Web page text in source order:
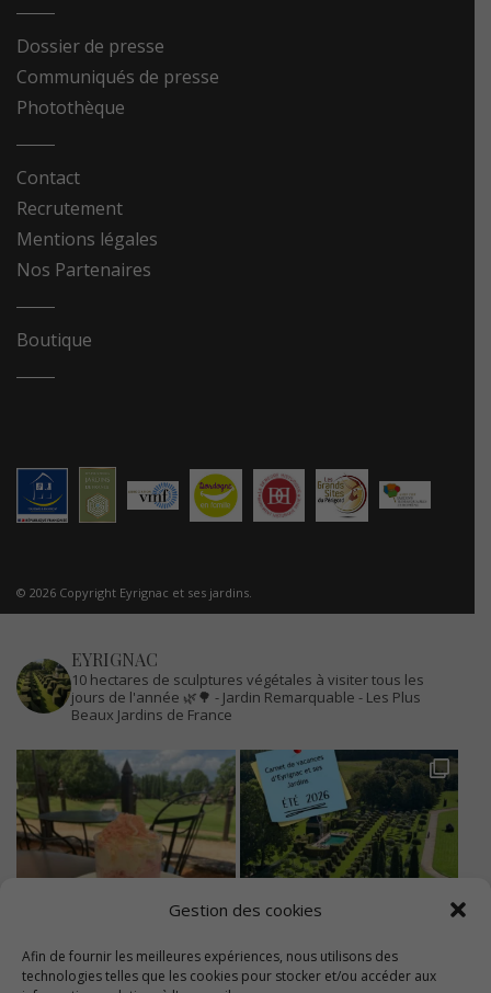
Gestion des cookies
Afin de fournir les meilleures expériences, nous utilisons des
technologies telles que les cookies pour stocker et/ou accéder aux
Dossier de presse
Communiqués de presse
Photothèque
Contact
Recrutement
Mentions légales
Nos Partenaires
Boutique
© 2026 Copyright Eyrignac et ses jardins.
EYRIGNAC
10 hectares de sculptures végétales à visiter tous les
jours de l'année 🌿🌳 - Jardin Remarquable - Les Plus
Beaux Jardins de France